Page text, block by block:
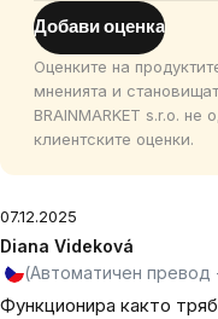
Добави оценка
Оценките на
мненията и
BRAINMARKET s.r.o.
клиентските оценки.
07.12.2025
Diana Videková
(Автоматичен превод
Функционира както